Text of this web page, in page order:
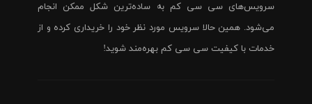
سرویس‌های سی سی کم به ساده‌ترین شکل ممکن انجام
می‌شود. همین حالا سرویس مورد نظر خود را خریداری کرده و از
خدمات با کیفیت سی سی کم بهره‌مند شوید!